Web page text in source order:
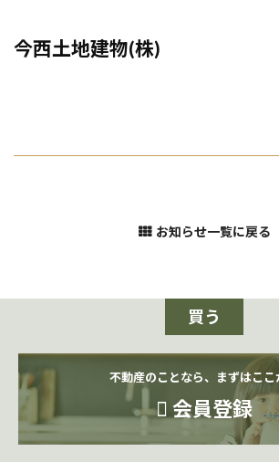
今西土地建物(株)
お知らせ一覧に戻る
買う
不動産のことなら、まずはここ
会員登録